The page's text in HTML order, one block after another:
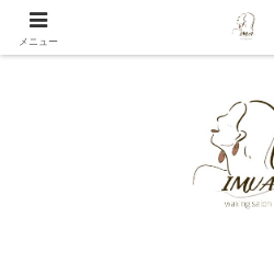
埼玉県北部の眉毛とブラジリ
メニュー